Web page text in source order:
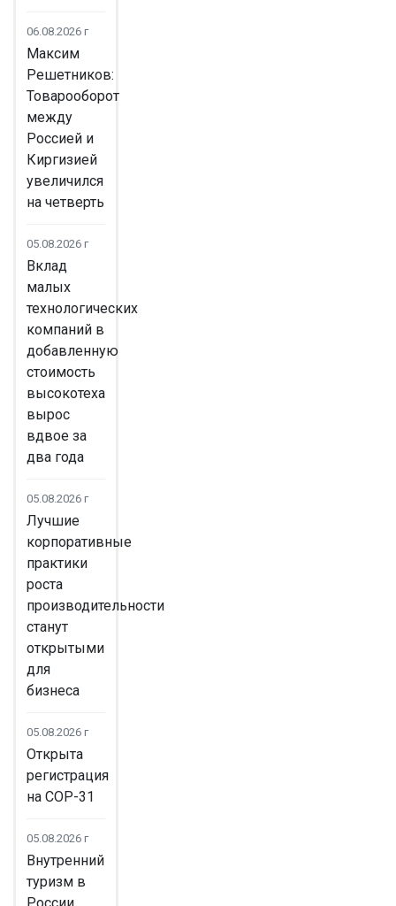
06.08.2026 г
Максим
Решетников:
Товарооборот
между
Россией и
Киргизией
увеличился
на четверть
05.08.2026 г
Вклад
малых
технологических
компаний в
добавленную
стоимость
высокотеха
вырос
вдвое за
два года
05.08.2026 г
Лучшие
корпоративные
практики
роста
производительности
станут
открытыми
для
бизнеса
05.08.2026 г
Открыта
регистрация
на COP-31
05.08.2026 г
Внутренний
туризм в